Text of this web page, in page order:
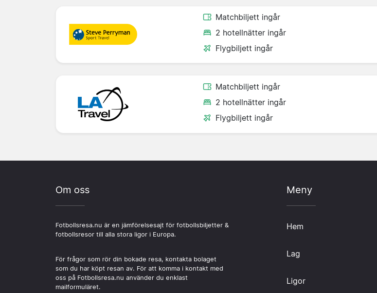
Matchbiljett ingår
2 hotellnätter ingår
Flygbiljett ingår
Matchbiljett ingår
2 hotellnätter ingår
Flygbiljett ingår
Om oss
Fotbollsresa.nu är en jämförelsesajt för fotbollsbiljetter &
fotbollsresor till alla stora ligor i Europa.
För frågor som rör din bokade resa, kontakta bolaget
som du har köpt resan av. För att komma i kontakt med
oss på Fotbollsresa.nu använder du enklast
mailformuläret.
Meny
Hem
Lag
Ligor